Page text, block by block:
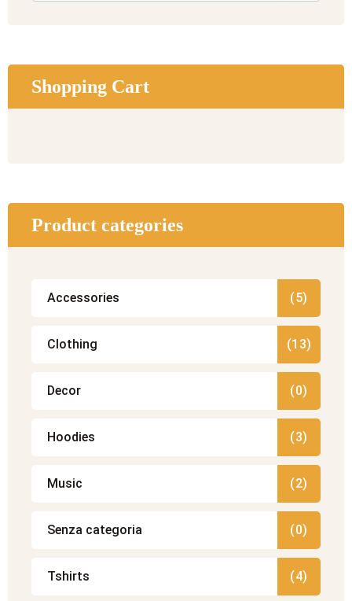
Shopping Cart
Product categories
Accessories (5)
Clothing (13)
Decor (0)
Hoodies (3)
Music (2)
Senza categoria (0)
Tshirts (4)